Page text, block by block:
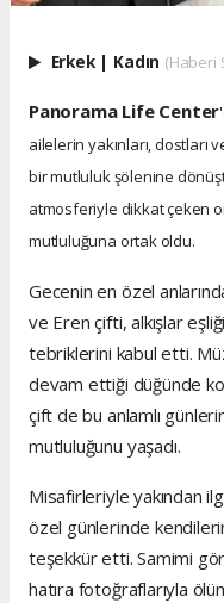
Erkek | Kadın (Haberi
Panorama Life Center
ailelerin yakınları, dostları
bir mutluluk şölenine
atmosferiyle dikkat çeken
mutluluğuna ortak oldu.
Gecenin en özel
ve Eren çifti, alkışlar
tebriklerini kabul etti.
devam ettiği düğünde
çift de bu anlamlı
mutluluğunu yaşadı.
Misafirleriyle yakından
özel günlerinde
teşekkür etti. Samimi
hatıra fotoğraflarıyla